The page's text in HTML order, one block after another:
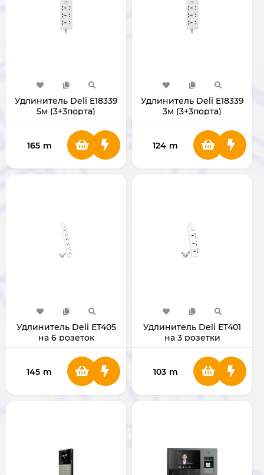
Удлинитель Deli E18339
5м (3+3порта)
165 m
Удлинитель Deli E18339
3м (3+3порта)
124 m
Удлинитель Deli ET405
на 6 розеток
145 m
Удлинитель Deli ET401
на 3 розетки
103 m